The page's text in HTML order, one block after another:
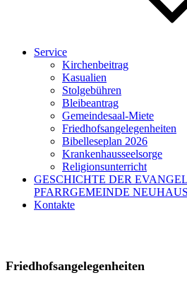
Service
Kirchenbeitrag
Kasualien
Stolgebühren
Bleibeantrag
Gemeindesaal-Miete
Friedhofsangelegenheiten
Bibelleseplan 2026
Krankenhausseelsorge
Religionsunterricht
GESCHICHTE DER
PFARRGEMEINDE
Kontakte
Friedhofsangelegenheiten